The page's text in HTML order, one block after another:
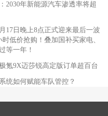
2030年新能源汽车渗透率将超
17日晚上8点正式迎来最后一波
低价抢购！叠加国补买家电、
等一年！
氪9X迈莎锐高定版订单超百台
统如何赋能车队管控？